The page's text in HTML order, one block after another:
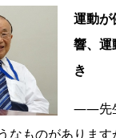
運動が
響、運
き
――先
なものがあります